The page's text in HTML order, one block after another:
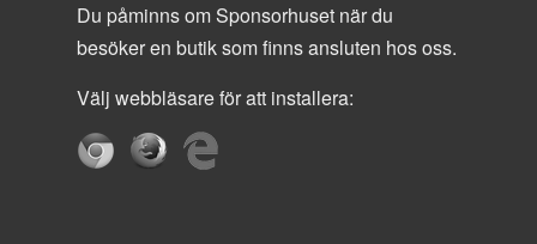
Du påminns om Sponsorhuset när du
besöker en butik som finns ansluten hos oss.
Välj webbläsare för att installera: